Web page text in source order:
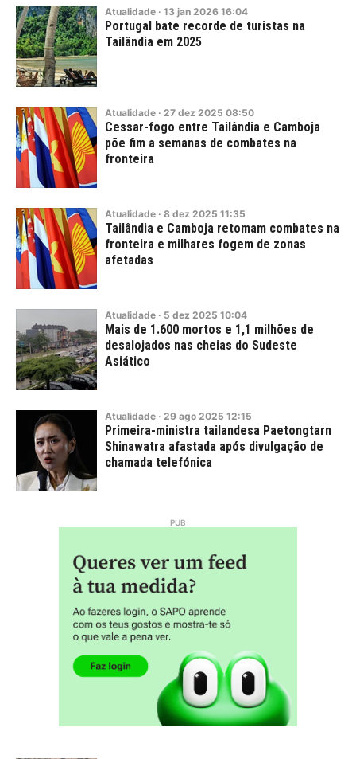
Atualidade · 13 jan 2026 16:04
Portugal bate recorde de turistas na
Tailândia em 2025
Atualidade · 27 dez 2025 08:50
Cessar-fogo entre Tailândia e Camboja
põe fim a semanas de combates na
fronteira
Atualidade · 8 dez 2025 11:35
Tailândia e Camboja retomam combates na
fronteira e milhares fogem de zonas
afetadas
Atualidade · 5 dez 2025 10:04
Mais de 1.600 mortos e 1,1 milhões de
desalojados nas cheias do Sudeste
Asiático
Atualidade · 29 ago 2025 12:15
Primeira-ministra tailandesa Paetongtarn
Shinawatra afastada após divulgação de
chamada telefónica